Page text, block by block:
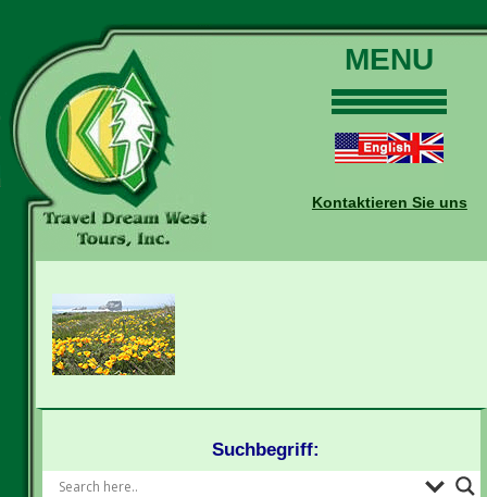
MENU
Touren
Daten und Preise
Buchungen
Kontaktieren Sie uns
Suchbegriff: